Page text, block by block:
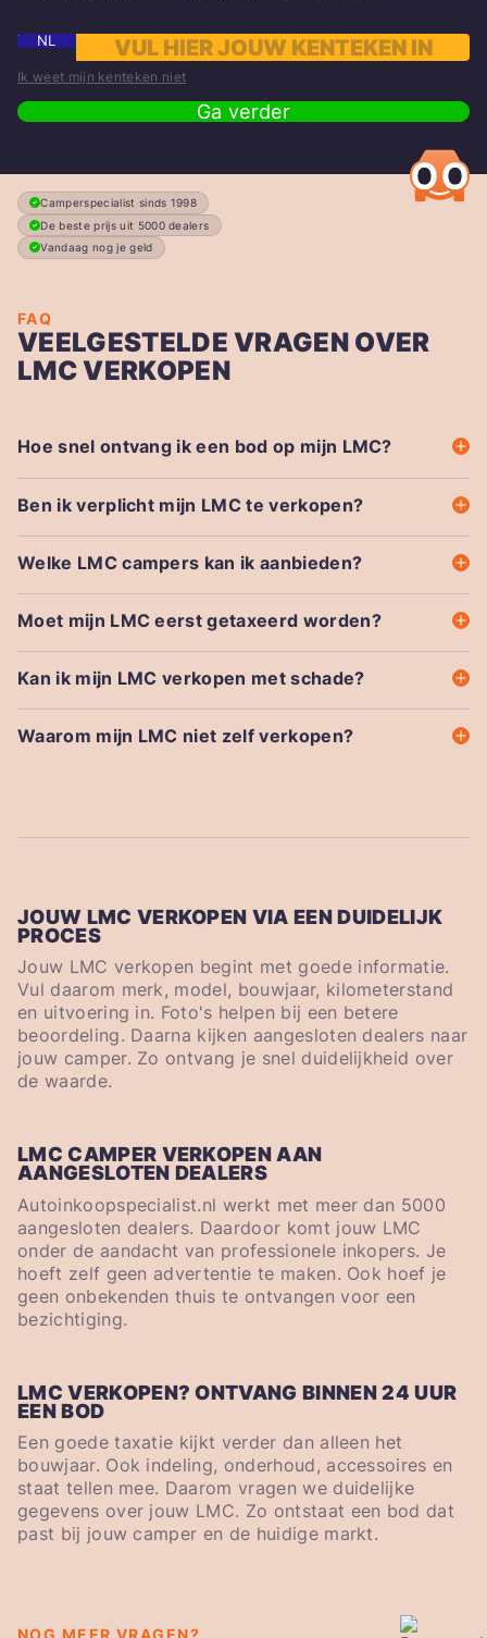
NL
Ik weet mijn kenteken niet
Ga verder
Camperspecialist sinds 1998
De beste prijs uit 5000 dealers
Vandaag nog je geld
FAQ
VEELGESTELDE VRAGEN OVER
LMC VERKOPEN
Hoe snel ontvang ik een bod op mijn LMC?
Ben ik verplicht mijn LMC te verkopen?
Welke LMC campers kan ik aanbieden?
Moet mijn LMC eerst getaxeerd worden?
Kan ik mijn LMC verkopen met schade?
Waarom mijn LMC niet zelf verkopen?
JOUW LMC VERKOPEN VIA EEN DUIDELIJK
PROCES
Jouw LMC verkopen begint met goede informatie.
Vul daarom merk, model, bouwjaar, kilometerstand
en uitvoering in. Foto's helpen bij een betere
beoordeling. Daarna kijken aangesloten dealers naar
jouw camper. Zo ontvang je snel duidelijkheid over
de waarde.
LMC CAMPER VERKOPEN AAN
AANGESLOTEN DEALERS
Autoinkoopspecialist.nl werkt met meer dan 5000
aangesloten dealers. Daardoor komt jouw LMC
onder de aandacht van professionele inkopers. Je
hoeft zelf geen advertentie te maken. Ook hoef je
geen onbekenden thuis te ontvangen voor een
bezichtiging.
LMC VERKOPEN? ONTVANG BINNEN 24 UUR
EEN BOD
Een goede taxatie kijkt verder dan alleen het
bouwjaar. Ook indeling, onderhoud, accessoires en
staat tellen mee. Daarom vragen we duidelijke
gegevens over jouw LMC. Zo ontstaat een bod dat
past bij jouw camper en de huidige markt.
NOG MEER VRAGEN?